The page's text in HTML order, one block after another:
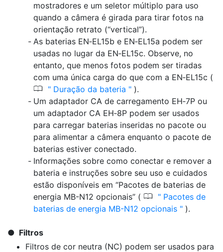
mostradores e um seletor múltiplo para uso
quando a câmera é girada para tirar fotos na
orientação retrato (“vertical”).
As baterias EN‑EL15b e EN‑EL15a podem ser
usadas no lugar da EN‑EL15c. Observe, no
entanto, que menos fotos podem ser tiradas
com uma única carga do que com a EN‑EL15c (
0 Duração da bateria
).
Um adaptador CA de carregamento EH‑7P ou
um adaptador CA EH‑8P podem ser usados
para carregar baterias inseridas no pacote ou
para alimentar a câmera enquanto o pacote de
baterias estiver conectado.
Informações sobre como conectar e remover a
bateria e instruções sobre seu uso e cuidados
estão disponíveis em “Pacotes de baterias de
energia MB-N12 opcionais” ( 0
Pacotes de
baterias de energia MB-N12 opcionais
).
Filtros
Filtros de cor neutra (NC) podem ser usados para